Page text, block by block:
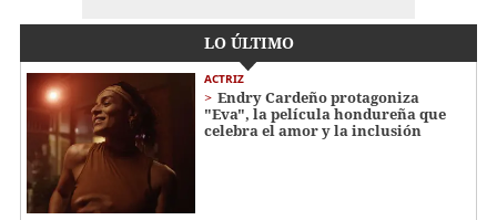
LO ÚLTIMO
ACTRIZ
Endry Cardeño protagoniza
"Eva", la película hondureña que
celebra el amor y la inclusión